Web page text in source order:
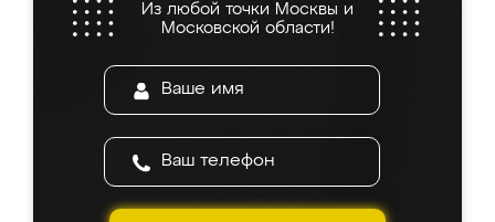
Из любой точки Москвы и
Московской области!